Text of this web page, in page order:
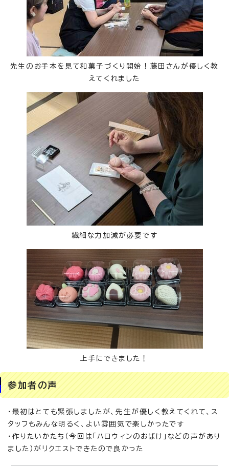
先生のお手本を見て和菓子づくり開始！藤田さんが優しく教
えてくれました
繊細な力加減が必要です
上手にできました！
参加者の声
・最初はとても緊張しましたが、先生が優しく教えてくれて、ス
タッフもみんな明るく、よい雰囲気で楽しかったです
・作りたいかたち（今回は「ハロウィンのおばけ」などの声があり
ました）がリクエストできたので良かった